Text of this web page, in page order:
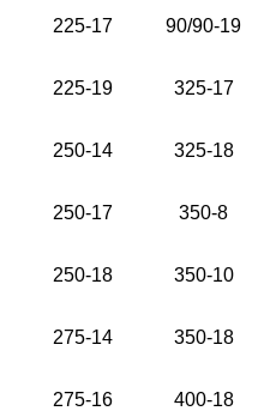
225-17 90/90-19
225-19 325-17
250-14 325-18
250-17 350-8
250-18 350-10
275-14 350-18
275-16 400-18